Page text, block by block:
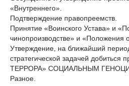
«Внутреннего».
Подтверждение правопреемств.
Принятие «Воинского Устава» и
чинопроизводстве» и «Положения
Утверждение, на ближайший
стратегической задачей
ТЕРРОРА» СОЦИАЛЬНЫМ
Разное.